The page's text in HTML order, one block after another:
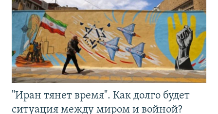
"Иран тянет время". Как долго будет
ситуация между миром и войной?